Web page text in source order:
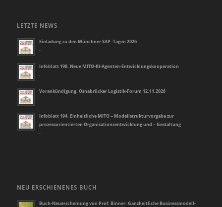
LETZTE NEWS
Einladung zu den Münchner SAP -Tagen 2026
-
Infoblatt 198. Neue MITO-KI-Agenten-Entwicklungskooperation
-
Vorankündigung. Osnabrücker Logistik-Forum 12.11.2026
-
Infoblatt 194. Einheitliche MITO – Modellstrukturvorgabe zur
prozessorientierten Organisationsentwicklung und – Gestaltung
-
NEU ERSCHIENENES BUCH
Buch-Neuerscheinung von Prof. Binner: Ganzheitliche Businessmodell-